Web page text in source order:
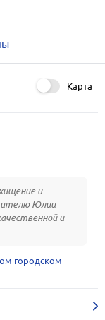
Карта
и
Юлии
и
городском